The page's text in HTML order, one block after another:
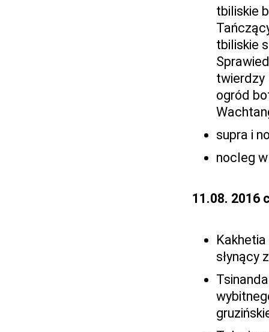
tbiliskie
tbiliskie
twierdzy
ogród
supra i
nocleg
11.08. 2016
słynący